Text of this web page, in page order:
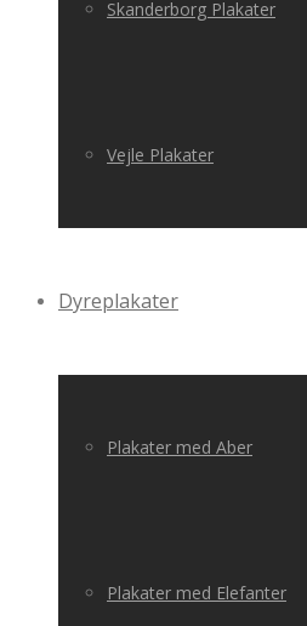
Skanderborg Plakater
Vejle Plakater
Dyreplakater
Plakater med Aber
Plakater med Elefanter